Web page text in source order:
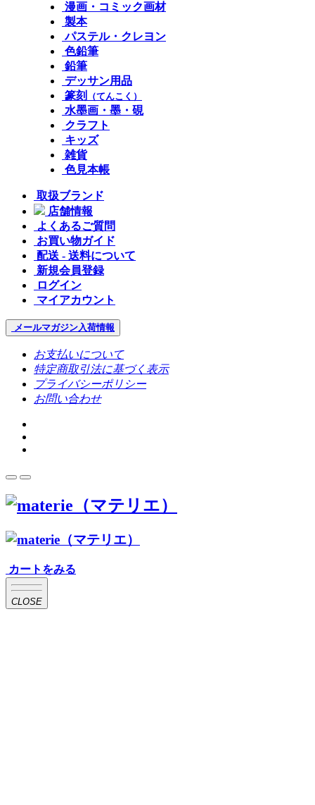
漫画・コミック画材
製本
パステル・クレヨン
色鉛筆
鉛筆
デッサン用品
篆刻
（てんこく）
水墨画・墨・硯
クラフト
キッズ
雑貨
色見本帳
取扱ブランド
店舗情報
よくあるご質問
お買い物ガイド
配送 - 送料について
新規会員登録
ログイン
マイアカウント
メールマガジン入荷情報
お支払いについて
特定商取引法に基づく表示
プライバシーポリシー
お問い合わせ
カートをみる
CLOSE